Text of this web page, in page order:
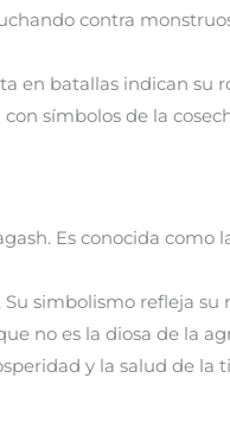
contra
en batallas indican su
símbolos de la
Es conocida como
simbolismo refleja su
no es la diosa de la
y la salud de la